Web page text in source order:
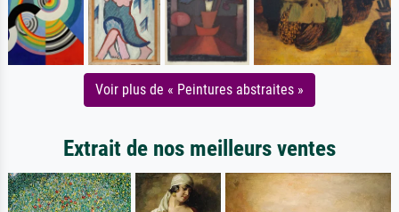
Voir plus de « Peintures abstraites »
Extrait de nos meilleurs ventes